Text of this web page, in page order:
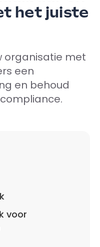
het juiste
organisatie met
een
en behoud
voor